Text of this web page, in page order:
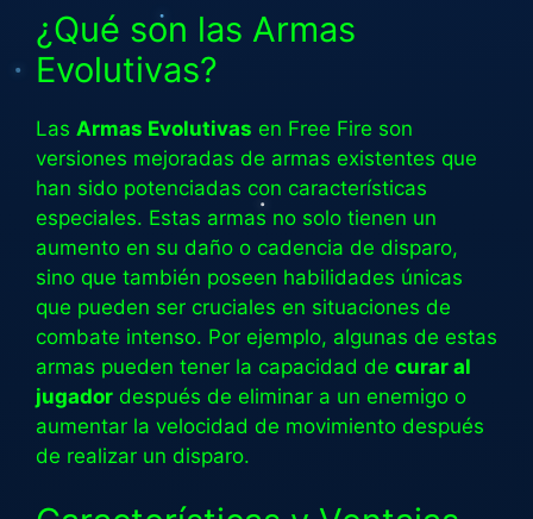
¿Qué son las Armas
Evolutivas?
Las Armas Evolutivas en Free Fire son
versiones mejoradas de armas existentes que
han sido potenciadas con características
especiales. Estas armas no solo tienen un
aumento en su daño o cadencia de disparo,
sino que también poseen habilidades únicas
que pueden ser cruciales en situaciones de
combate intenso. Por ejemplo, algunas de estas
armas pueden tener la capacidad de curar al
jugador después de eliminar a un enemigo o
aumentar la velocidad de movimiento después
de realizar un disparo.